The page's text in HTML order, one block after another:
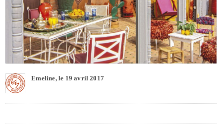
Emeline, le 19 avril 2017